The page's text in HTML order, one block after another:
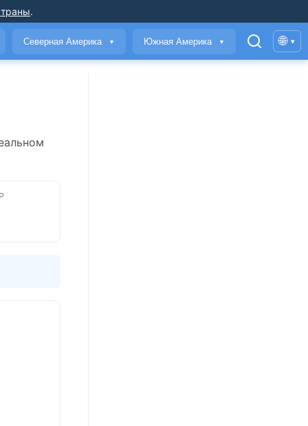
.
Северная Америка ▼ Южная Америка ▼ 🌐 ▾